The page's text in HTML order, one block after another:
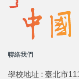
聯絡我們
學校地址 : 臺北市